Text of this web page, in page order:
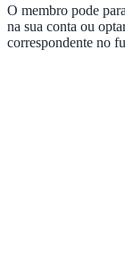
O membro pode
na sua conta ou
correspondente no